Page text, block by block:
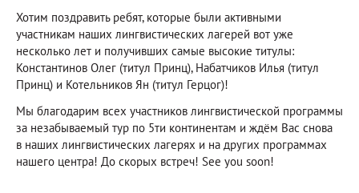
Хотим поздравить ребят, которые были активными
участникам наших лингвистических лагерей вот уже
несколько лет и получивших самые высокие титулы:
Константинов Олег (титул Принц), Набатчиков Илья (титул
Принц) и Котельников Ян (титул Герцог)!
Мы благодарим всех участников лингвистической программы
за незабываемый тур по 5ти континентам и ждём Вас снова
в наших лингвистических лагерях и на других программах
нашего центра! До скорых встреч! See you soon!